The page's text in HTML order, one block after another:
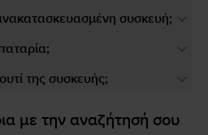
συσκευή;
της συσκευής;
με την αναζήτησή σου